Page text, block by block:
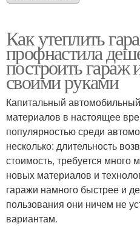
Как утеплить
профнастила
построить гараж
своими руками
Капитальный
материалов в настоящее
популярностью среди
несколько: длительность
стоимость, требуется много
новых материалов и
гаражи намного быстрее и
пользования они ничем не
вариантам.